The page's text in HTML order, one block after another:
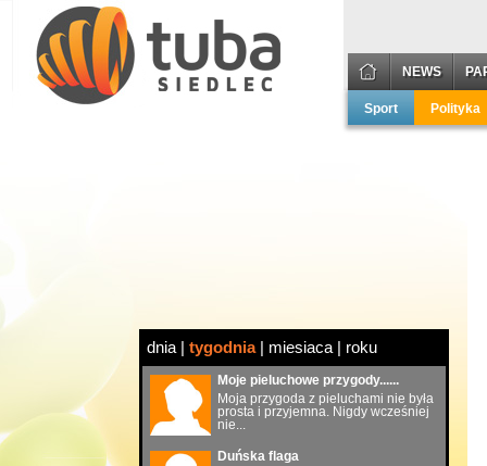
NEWS
Sport Polityka
dnia | tygodnia| miesiaca | roku
Moje pieluchowe przygody......
Moja przygoda z pieluchami nie była
prosta i przyjemna. Nigdy wcześniej
nie...
Duńska flaga